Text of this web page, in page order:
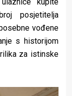
posjetitelja
vođene
s historijom
za istinske